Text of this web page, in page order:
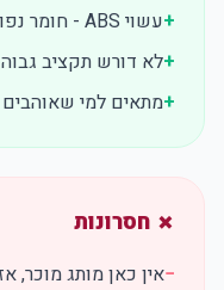
+עשוי ABS - חומר נפוץ ועמיד יחסית בסטים כאלה
+לא דורש תקציב גבוה
+מתאים למי שאוהבים
✗ חסרונות
−אין כאן מותג